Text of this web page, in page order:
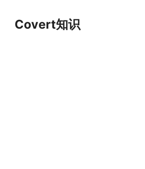
Covert知识